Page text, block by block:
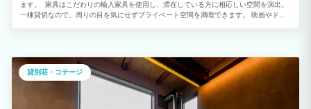
ます。 家具はこだわりの輸入家具を使用し、滞在している方に相応しい空間を演出。
一棟貸切なので、周りの目を気にせずプライベート空間を満喫できます。 映画やドラ
行・グループ旅行・卒業旅行などでぜひ地元の食材を使ってお楽しみください！
貸別荘・コテージ